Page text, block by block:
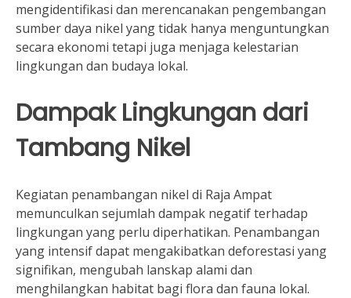
mengidentifikasi dan merencanakan pengembangan
sumber daya nikel yang tidak hanya menguntungkan
secara ekonomi tetapi juga menjaga kelestarian
lingkungan dan budaya lokal.
Dampak Lingkungan dari
Tambang Nikel
Kegiatan penambangan nikel di Raja Ampat
memunculkan sejumlah dampak negatif terhadap
lingkungan yang perlu diperhatikan. Penambangan
yang intensif dapat mengakibatkan deforestasi yang
signifikan, mengubah lanskap alami dan
menghilangkan habitat bagi flora dan fauna lokal.